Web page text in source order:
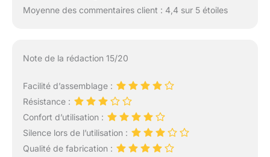
Moyenne des commentaires client : 4,4 sur 5 étoiles
Note de la rédaction 15/20
Facilité d’assemblage :
Résistance :
Confort d’utilisation :
Silence lors de l’utilisation :
Qualité de fabrication :